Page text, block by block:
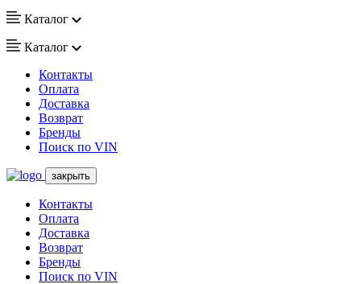
Каталог
Каталог
Контакты
Оплата
Доставка
Возврат
Бренды
Поиск по VIN
закрыть
Контакты
Оплата
Доставка
Возврат
Бренды
Поиск по VIN